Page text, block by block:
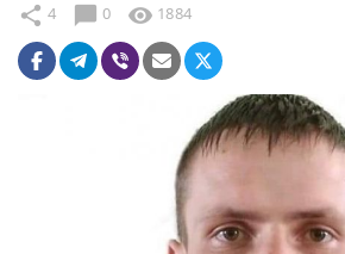
share 4 chat_bubble 0 visibility 1884